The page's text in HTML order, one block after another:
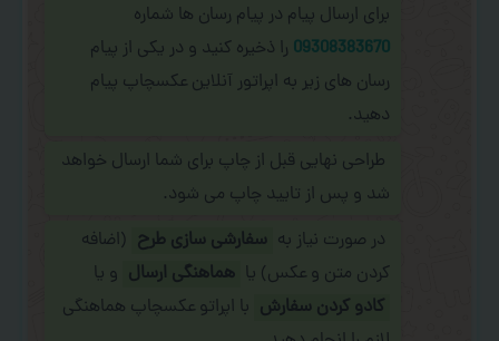
برای ارسال پیام در پیام رسان ها شماره
09308383670 را ذخیره کنید و در یکی از پیام
رسان های زیر به اپراتور آنلاین عکسچاپ پیام
دهید.
طراحی نهایی قبل از چاپ برای شما ارسال خواهد
شد و پس از تایید چاپ می شود.
در صورت نیاز به سفارشی سازی طرح (اضافه
کردن متن و عکس) یا هماهنگی ارسال و یا
کادو کردن سفارش با اپراتو عکسچاپ هماهنگی